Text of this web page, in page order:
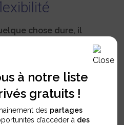
chose dure, il
.
Human Machine . Je le
Accueil
Nos Valeurs
Blog
Emails Privés
à notre liste
gratuits !
des partages
d’accéder à des